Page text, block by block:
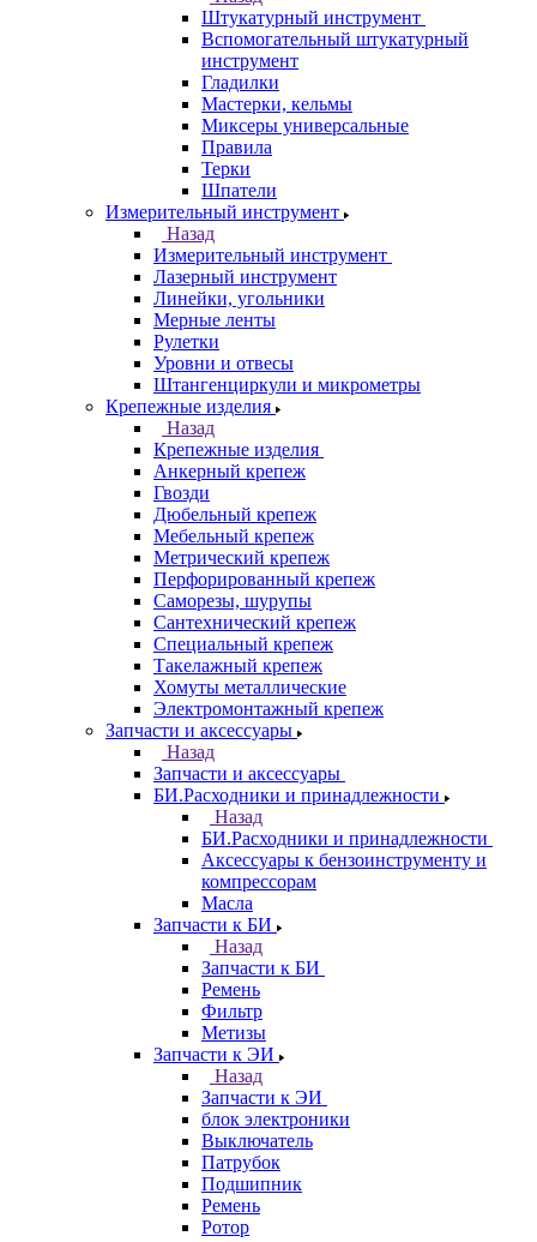
Штукатурный инструмент
Вспомогательный штукатурный
инструмент
Гладилки
Мастерки, кельмы
Миксеры универсальные
Правила
Терки
Шпатели
Измерительный инструмент
Назад
Измерительный инструмент
Лазерный инструмент
Линейки, угольники
Мерные ленты
Рулетки
Уровни и отвесы
Штангенциркули и микрометры
Крепежные изделия
Назад
Крепежные изделия
Анкерный крепеж
Гвозди
Дюбельный крепеж
Мебельный крепеж
Метрический крепеж
Перфорированный крепеж
Саморезы, шурупы
Сантехнический крепеж
Специальный крепеж
Такелажный крепеж
Хомуты металлические
Электромонтажный крепеж
Запчасти и аксессуары
Назад
Запчасти и аксессуары
БИ.Расходники и принадлежности
Назад
БИ.Расходники и принадлежности
Аксессуары к бензоинструменту и
компрессорам
Масла
Запчасти к БИ
Назад
Запчасти к БИ
Ремень
Фильтр
Метизы
Запчасти к ЭИ
Назад
Запчасти к ЭИ
блок электроники
Выключатель
Патрубок
Подшипник
Ремень
Ротор